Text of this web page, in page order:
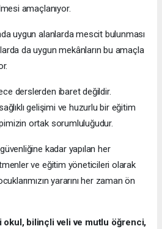
amaçlanıyor.
uygun alanlarda mescit bulunması
da uygun mekânların bu amaçla
derslerden ibaret değildir.
gelişimi ve huzurlu bir eğitim
ortak sorumluluğudur.
kadar yapılan her
ve eğitim yöneticileri olarak
yararını her zaman ön
okul, bilinçli veli ve mutlu öğrenci,